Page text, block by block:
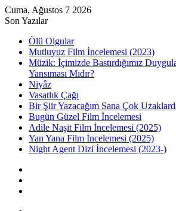
Cuma, Ağustos 7 2026
Son Yazılar
Ölü Olgular
Mutluyuz Film İncelemesi (2023)
Müzik: İçimizde Bastırdığımız
Yansıması Mıdır?
Niyâz
Vasatlık Çağı
Bir Şiir Yazacağım Sana Çok
Bugün Güzel Film İncelemesi
Adile Naşit Film İncelemesi (2025)
Yan Yana Film İncelemesi (2025)
Night Agent Dizi İncelemesi (2023-)